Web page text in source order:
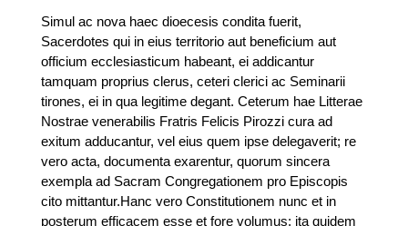
Simul ac nova haec dioecesis condita fuerit,
Sacerdotes qui in eius territorio aut beneficium aut
officium ecclesiasticum habeant, ei addicantur
tamquam proprius clerus, ceteri clerici ac Seminarii
tirones, ei in qua legitime degant. Ceterum hae Litterae
Nostrae venerabilis Fratris Felicis Pirozzi cura ad
exitum adducantur, vel eius quem ipse delegaverit; re
vero acta, documenta exarentur, quorum sincera
exempla ad Sacram Congregationem pro Episcopis
cito mittantur.Hanc vero Constitutionem nunc et in
posterum efficacem esse et fore volumus; ita quidem